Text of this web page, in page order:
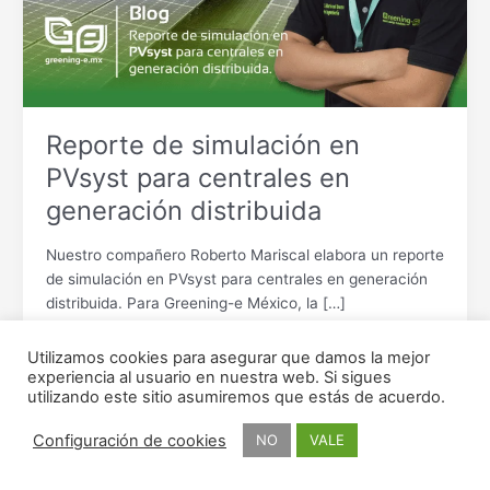
Reporte de simulación en
PVsyst para centrales en
generación distribuida
Nuestro compañero Roberto Mariscal elabora un reporte
de simulación en PVsyst para centrales en generación
distribuida. Para Greening-e México, la […]
generación
distribuida
Leer más »
Utilizamos cookies para asegurar que damos la mejor
experiencia al usuario en nuestra web. Si sigues
utilizando este sitio asumiremos que estás de acuerdo.
Configuración de cookies NO VALE